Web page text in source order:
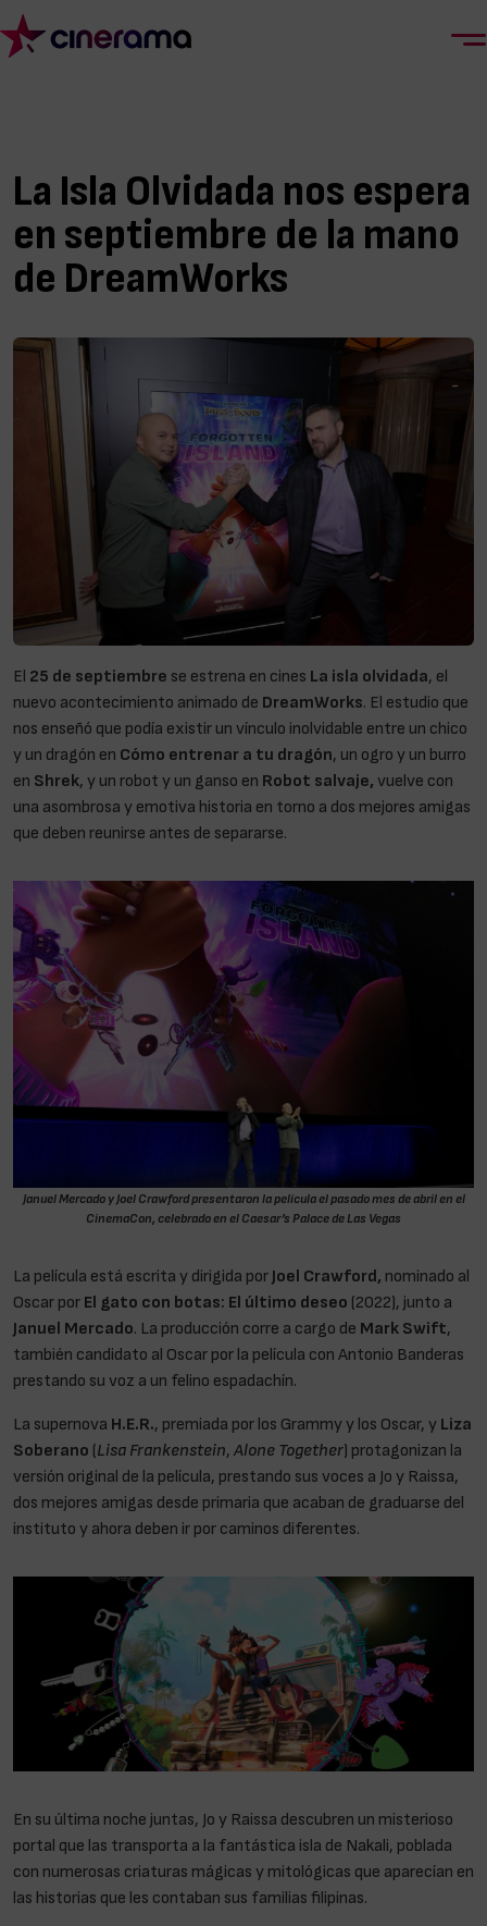
La Isla Olvidada nos espera
en septiembre de la mano
de DreamWorks
El 25 de septiembre se estrena en cines La isla olvidada, el
nuevo acontecimiento animado de DreamWorks. El estudio que
nos enseñó que podía existir un vínculo inolvidable entre un chico
y un dragón en Cómo entrenar a tu dragón, un ogro y un burro
en Shrek, y un robot y un ganso en Robot salvaje, vuelve con
una asombrosa y emotiva historia en torno a dos mejores amigas
que deben reunirse antes de separarse.
Januel Mercado y Joel Crawford presentaron la película el pasado mes de abril en el
CinemaCon, celebrado en el Caesar’s Palace de Las Vegas
La película está escrita y dirigida por Joel Crawford, nominado al
Oscar por El gato con botas: El último deseo (2022), junto a
Januel Mercado. La producción corre a cargo de Mark Swift,
también candidato al Oscar por la película con Antonio Banderas
prestando su voz a un felino espadachín.
La supernova H.E.R., premiada por los Grammy y los Oscar, y Liza
Soberano (Lisa Frankenstein, Alone Together) protagonizan la
versión original de la película, prestando sus voces a Jo y Raissa,
dos mejores amigas desde primaria que acaban de graduarse del
instituto y ahora deben ir por caminos diferentes.
En su última noche juntas, Jo y Raissa descubren un misterioso
portal que las transporta a la fantástica isla de Nakali, poblada
con numerosas criaturas mágicas y mitológicas que aparecían en
las historias que les contaban sus familias filipinas.